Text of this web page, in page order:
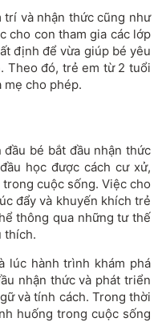
và nhận thức cũng như
cho con tham gia các lớp
định để vừa giúp bé yêu
Theo đó, trẻ em từ 2 tuổi
mẹ cho phép.
bé bắt đầu nhận thức
học được cách cư xử,
cuộc sống. Việc cho
đẩy và khuyến khích trẻ
thông qua những tư thế
thích.
lúc hành trình khám phá
nhận thức và phát triển
và tính cách. Trong thời
huống trong cuộc sống